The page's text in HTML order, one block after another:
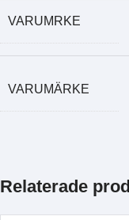
VARUMRKE
VARUMÄRKE
Relaterade